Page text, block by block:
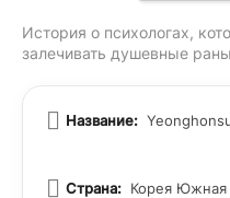
История о психологах,
залечивать душевные
Название:
Страна: Корея Южная